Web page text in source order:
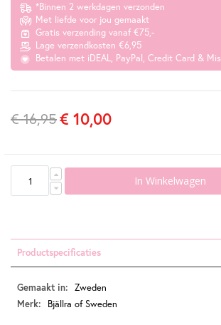
*Binnen 2 werkdagen verzonden
Met liefde voor jou gemaakt
Gratis verzending vanaf €75,-
Lage verzendkosten €6,95
Betalen met iDEAL, PayPal, Credit Card &
€ 16,95€ 10,00
In Winkelwagen
Productspecificaties
Productspecificaties
Zweden
Bjällra of Sweden